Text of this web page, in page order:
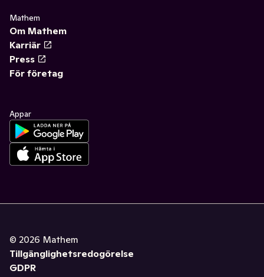
Mathem
Om Mathem
Karriär
Press
För företag
Appar
© 2026 Mathem
Tillgänglighetsredogörelse
GDPR